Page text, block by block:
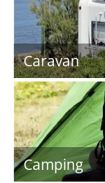
Caravan
Camping